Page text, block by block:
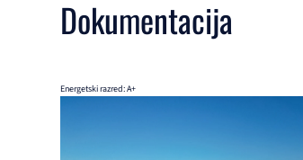
Dokumentacija
Energetski razred: A+